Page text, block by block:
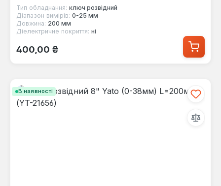
Тип обладнання: ключ розвідний
Діапазон вимірів: 0-25 мм
Довжина: 200 мм
Діелектричне покриття: ні
Звичайна ціна:
400,00 ₴
В наявності